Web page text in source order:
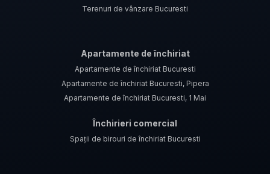
Terenuri de vânzare Bucuresti
Apartamente de închiriat
Apartamente de închiriat Bucuresti
Apartamente de închiriat Bucuresti, Pipera
Apartamente de închiriat Bucuresti, 1 Mai
Închirieri comercial
Spații de birouri de închiriat Bucuresti